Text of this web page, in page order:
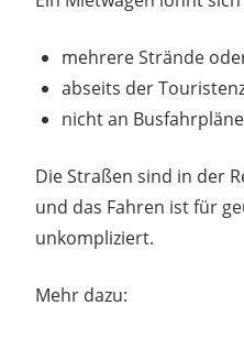
mehrere Strände
abseits der
nicht an
Die Straßen sind in der
und das Fahren ist für
unkompliziert.
Mehr dazu: